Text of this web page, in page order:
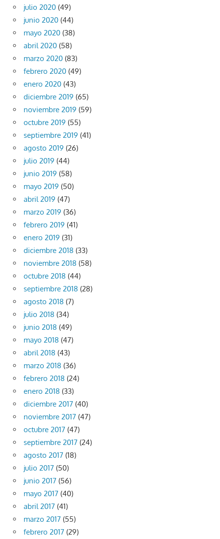
julio 2020 (49)
junio 2020 (44)
mayo 2020 (38)
abril 2020 (58)
marzo 2020 (83)
febrero 2020 (49)
enero 2020 (43)
diciembre 2019 (65)
noviembre 2019 (59)
octubre 2019 (55)
septiembre 2019 (41)
agosto 2019 (26)
julio 2019 (44)
junio 2019 (58)
mayo 2019 (50)
abril 2019 (47)
marzo 2019 (36)
febrero 2019 (41)
enero 2019 (31)
diciembre 2018 (33)
noviembre 2018 (58)
octubre 2018 (44)
septiembre 2018 (28)
agosto 2018 (7)
julio 2018 (34)
junio 2018 (49)
mayo 2018 (47)
abril 2018 (43)
marzo 2018 (36)
febrero 2018 (24)
enero 2018 (33)
diciembre 2017 (40)
noviembre 2017 (47)
octubre 2017 (47)
septiembre 2017 (24)
agosto 2017 (18)
julio 2017 (50)
junio 2017 (56)
mayo 2017 (40)
abril 2017 (41)
marzo 2017 (55)
febrero 2017 (29)